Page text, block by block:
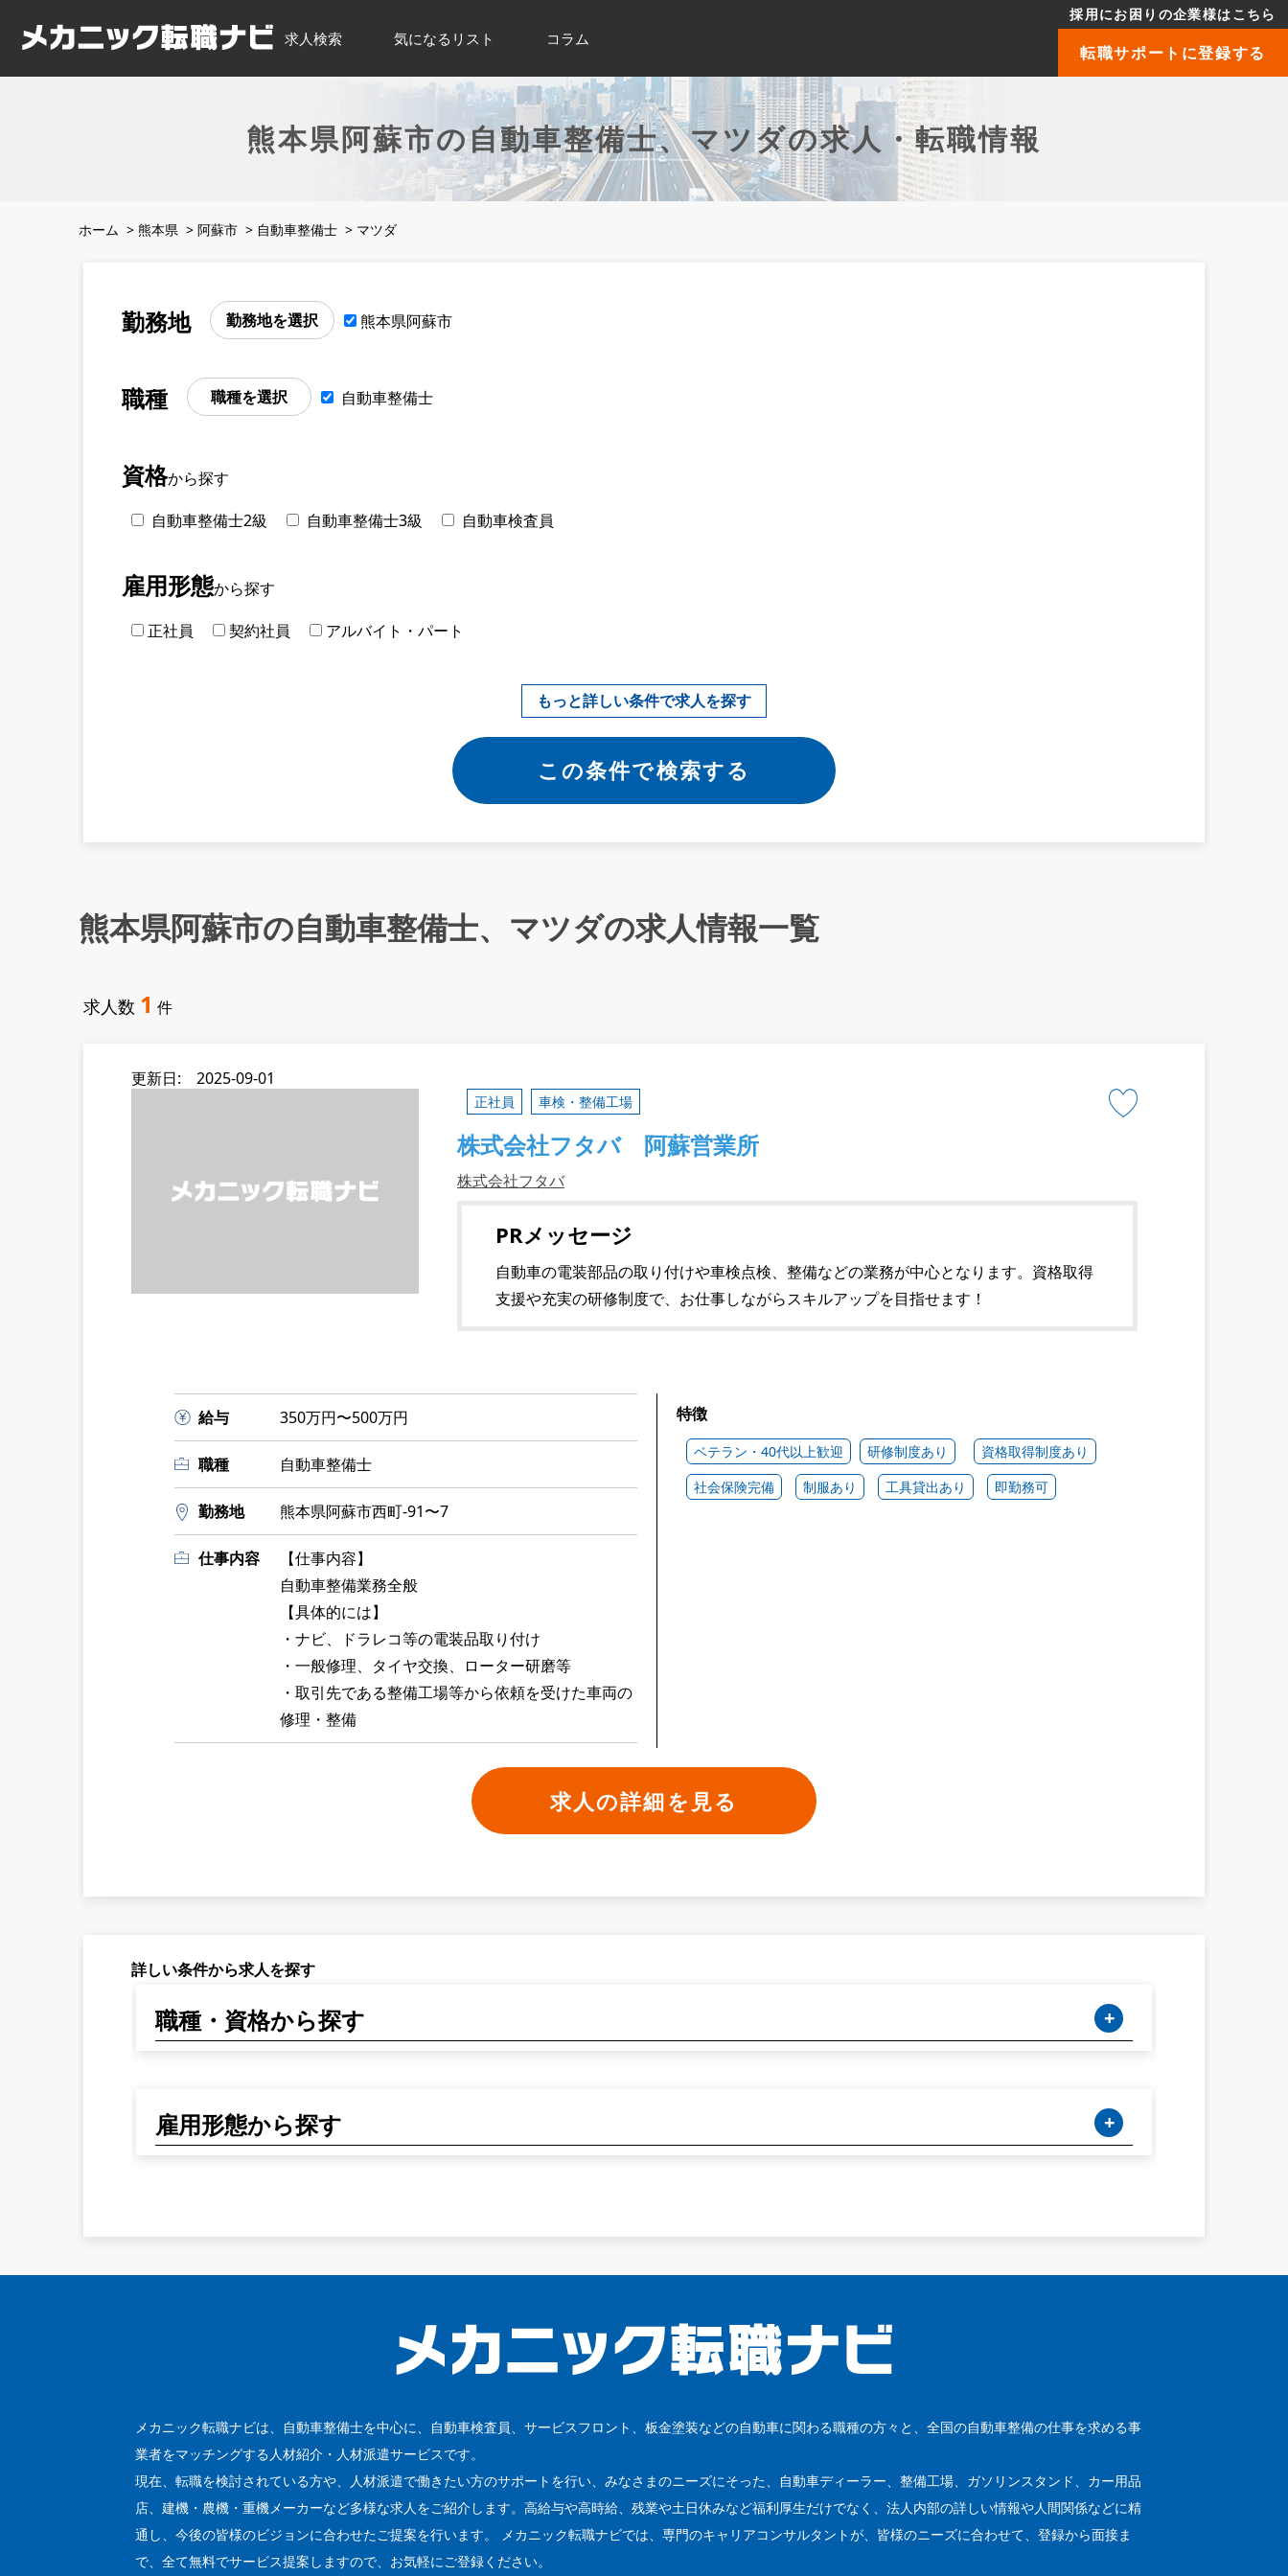
求人検索 気になるリスト コラム
採用にお困りの企業様はこちら
転職サポートに登録する
熊本県阿蘇市の自動車整備士、マツダの求人・転職情報
ホーム > 熊本県 > 阿蘇市 > 自動車整備士 > マツダ
勤務地 勤務地を選択 熊本県阿蘇市
職種 職種を選択 自動車整備士
資格から探す
自動車整備士2級
自動車整備士3級 自動車検査員
雇用形態から探す
正社員
契約社員 アルバイト・パート
熊本県阿蘇市の自動車整備士、マツダの求人情報一覧
求人数 1 件
更新日: 2025-09-01
正社員 車検・整備工場
株式会社フタバ 阿蘇営業所
株式会社フタバ
PRメッセージ
自動車の電装部品の取り付けや車検点検、整備などの業務が中心となります。資格取得
支援や充実の研修制度で、お仕事しながらスキルアップを目指せます！
給与 350万円〜500万円
職種 自動車整備士
勤務地 熊本県阿蘇市西町-91〜7
仕事内容
【仕事内容】
自動車整備業務全般
【具体的には】
・ナビ、ドラレコ等の電装品取り付け
・一般修理、タイヤ交換、ローター研磨等
・取引先である整備工場等から依頼を受けた車両の
修理・整備
特徴
ベテラン・40代以上歓迎 研修制度あり
資格取得制度あり
社会保険完備
制服あり 工具貸出あり 即勤務可
求人の詳細を見る
詳しい条件から求人を探す
職種・資格から探す
雇用形態から探す
メカニック転職ナビは、自動車整備士を中心に、自動車検査員、サービスフロント、板金塗装などの自動車に関わる職種の方々と、全国の自動車整備の仕事を求める事
業者をマッチングする人材紹介・人材派遣サービスです。
現在、転職を検討されている方や、人材派遣で働きたい方のサポートを行い、みなさまのニーズにそった、自動車ディーラー、整備工場、ガソリンスタンド、カー用品
店、建機・農機・重機メーカーなど多様な求人をご紹介します。高給与や高時給、残業や土日休みなど福利厚生だけでなく、法人内部の詳しい情報や人間関係などに精
通し、今後の皆様のビジョンに合わせたご提案を行います。 メカニック転職ナビでは、専門のキャリアコンサルタントが、皆様のニーズに合わせて、登録から面接ま
で、全て無料でサービス提案しますので、お気軽にご登録ください。